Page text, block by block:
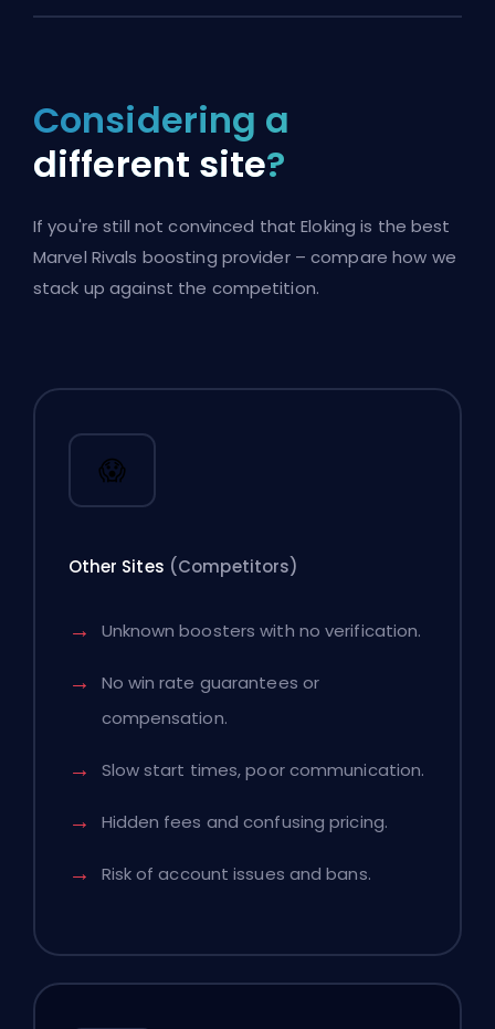
Considering a
different site?
If you're still not convinced that Eloking is the best
Marvel Rivals boosting provider – compare how we
stack up against the competition.
😱
Other Sites (Competitors)
Unknown boosters with no verification.
No win rate guarantees or
compensation.
Slow start times, poor communication.
Hidden fees and confusing pricing.
Risk of account issues and bans.